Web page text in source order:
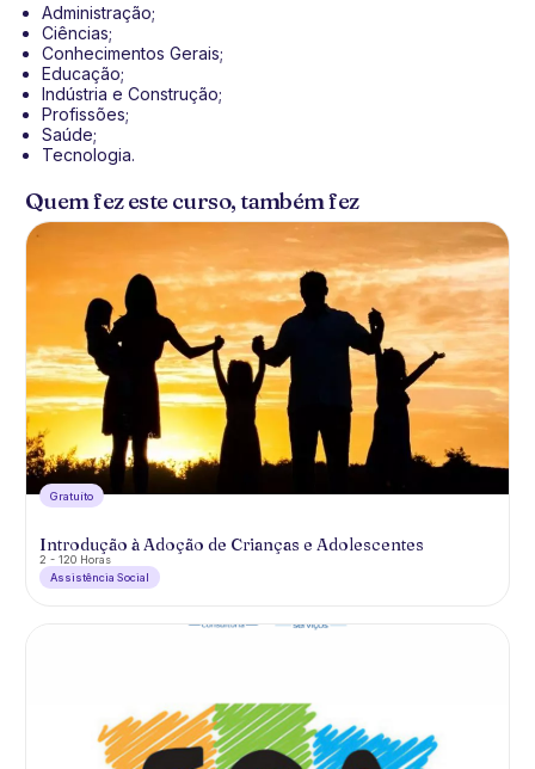
Administração;
Ciências;
Conhecimentos Gerais;
Educação;
Indústria e Construção;
Profissões;
Saúde;
Tecnologia.
Quem fez este curso, também fez
Gratuíto
Introdução à Adoção de Crianças e Adolescentes
2 - 120 Horas
Assistência Social